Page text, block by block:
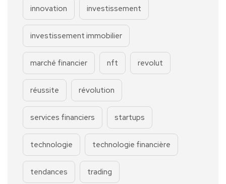
innovation investissement
investissement immobilier
marché financier nft revolut
réussite révolution
services financiers startups
technologie technologie financière
tendances trading